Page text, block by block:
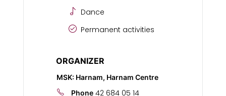
Dance
Permanent activities
ORGANIZER
MSK: Harnam, Harnam Centre
Phone 42 684 05 14